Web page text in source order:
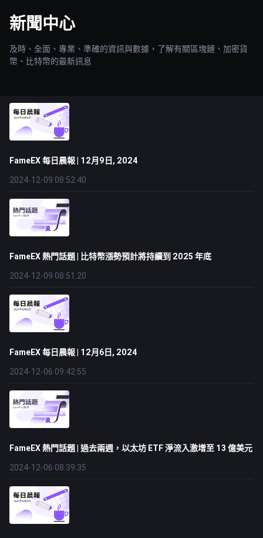
新聞中心
及時、全面、專業、準確的資訊與數據，了解有關區塊鏈、加密貨
幣、比特幣的最新訊息
FameEX 每日晨報 | 12月9日, 2024
2024-12-09 08:52:40
FameEX 熱門話題 | 比特幣漲勢預計將持續到 2025 年底
2024-12-09 08:51:20
FameEX 每日晨報 | 12月6日, 2024
2024-12-06 09:42:55
FameEX 熱門話題 | 過去兩週，以太坊 ETF 淨流入激增至 13 億美元
2024-12-06 08:39:35